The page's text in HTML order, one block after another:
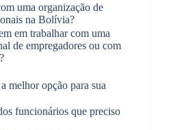
uma organização de
na Bolívia?
em trabalhar com uma
de empregadores ou com
melhor opção para sua
funcionários que preciso